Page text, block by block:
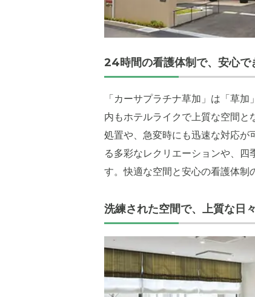
く、風
24時間の看護体制で、安心で
「カーサプラチナ草加」は「草
内もホテルライクで上質な空間
処置や、急変時にも迅速な対応が
る多彩なレクリエーションや、
す。快適な空間と安心の看護体制
洗練された空間で、上質な日